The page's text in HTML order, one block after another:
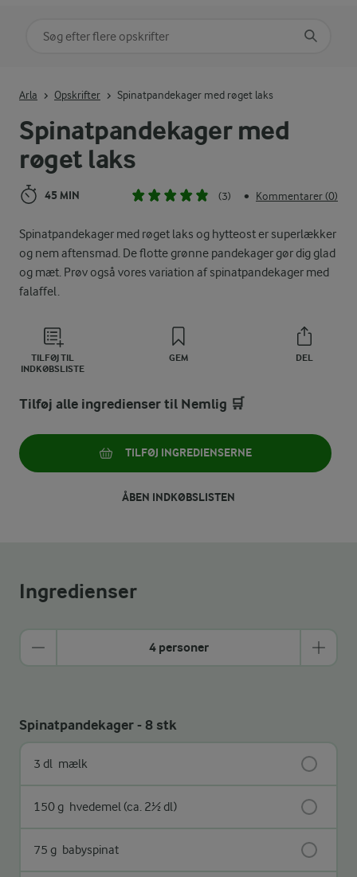
Spinatpandekager med
røget laks
45 MIN (3) • Kommentarer (0)
Spinatpandekager med røget laks og hytteost er superlækker
og nem aftensmad. De flotte grønne pandekager gør dig glad
og mæt. Prøv også vores variation af spinatpandekager med
falaffel.
TILFØJ TIL
INDKØBSLISTE
GEM DEL
Arla Opskrifter Spinatpandekager med røget laks
Tilføj alle ingredienser til Nemlig 🛒
TILFØJ INGREDIENSERNE
ÅBEN INDKØBSLISTEN
Ingredienser
4 personer
Spinatpandekager - 8 stk
3 dl mælk
150 g hvedemel (ca. 2½ dl)
75 g babyspinat
Søg på kategori